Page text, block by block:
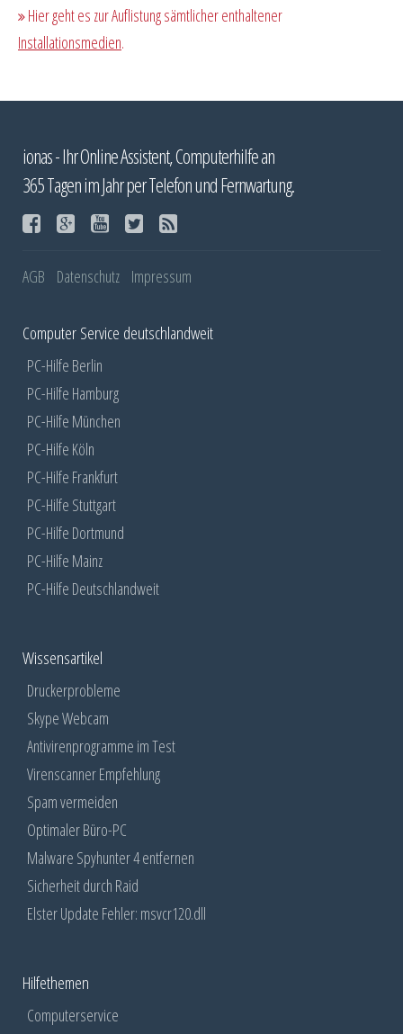
Hier geht es zur Auflistung sämtlicher enthaltener
Installationsmedien.
ionas - Ihr Online Assistent, Computerhilfe an
365 Tagen im Jahr per Telefon und Fernwartung.
AGB Datenschutz Impressum
Computer Service deutschlandweit
PC-Hilfe Berlin
PC-Hilfe Hamburg
PC-Hilfe München
PC-Hilfe Köln
PC-Hilfe Frankfurt
PC-Hilfe Stuttgart
PC-Hilfe Dortmund
PC-Hilfe Mainz
PC-Hilfe Deutschlandweit
Wissensartikel
Druckerprobleme
Skype Webcam
Antivirenprogramme im Test
Virenscanner Empfehlung
Spam vermeiden
Optimaler Büro-PC
Malware Spyhunter 4 entfernen
Sicherheit durch Raid
Elster Update Fehler: msvcr120.dll
Hilfethemen
Computerservice